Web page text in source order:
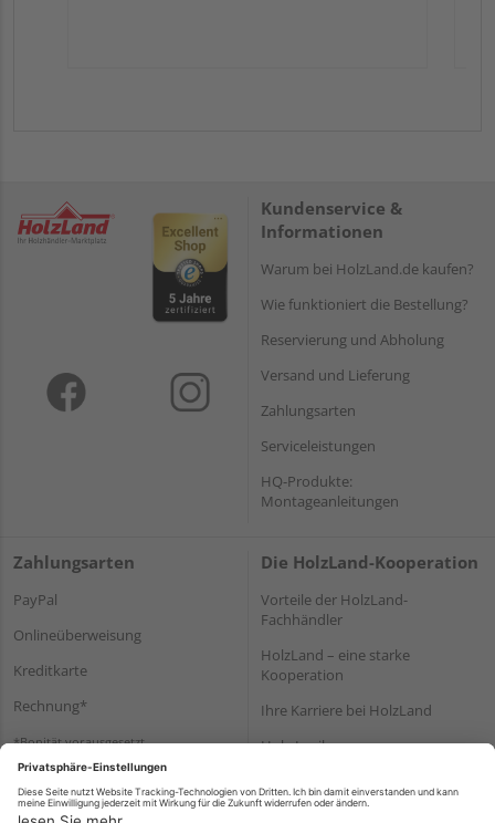
Kundenservice &
Informationen
Warum bei HolzLand.de kaufen?
Wie funktioniert die Bestellung?
Reservierung und Abholung
Versand und Lieferung
Zahlungsarten
Serviceleistungen
HQ-Produkte:
Montageanleitungen
Zahlungsarten
PayPal
Onlineüberweisung
Kreditkarte
Rechnung*
*Bonität vorausgesetzt
Die HolzLand-Kooperation
Vorteile der HolzLand-
Fachhändler
HolzLand – eine starke
Kooperation
Ihre Karriere bei HolzLand
Holz-Lexikon